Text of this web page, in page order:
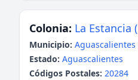
Colonia: La Estancia
Municipio: Aguascalientes
Estado: Aguascalientes
Códigos Postales: 20284